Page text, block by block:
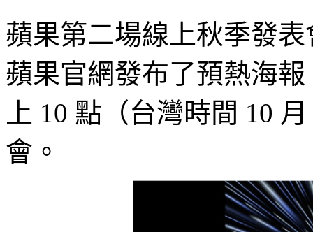
蘋果第二場線上秋季發
蘋果官網發布了預熱海
上 10 點（台灣時間 10
會。